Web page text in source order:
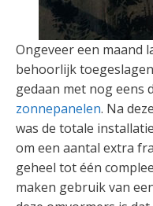
Ongeveer een maand
behoorlijk
gedaan met nog eens
zonnepanelen. Na
was de totale
om een aantal extra
geheel tot één
maken gebruik van